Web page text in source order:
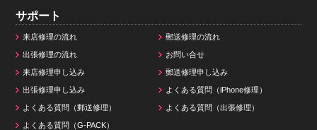
サポート
来店修理の流れ 郵送修理の流れ
出張修理の流れ お問い合せ
来店修理申し込み 郵送修理申し込み
出張修理申し込み よくある質問（iPhone修理）
よくある質問（郵送修理） よくある質問（出張修理）
よくある質問（G-PACK）